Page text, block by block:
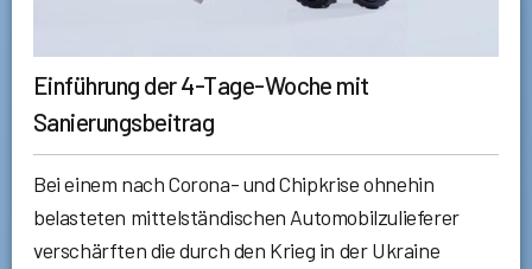
Einführung der 4-Tage-Woche mit
Sanierungsbeitrag
Bei einem nach Corona- und Chipkrise ohnehin
belasteten mittelständischen Automobilzulieferer
verschärften die durch den Krieg in der Ukraine